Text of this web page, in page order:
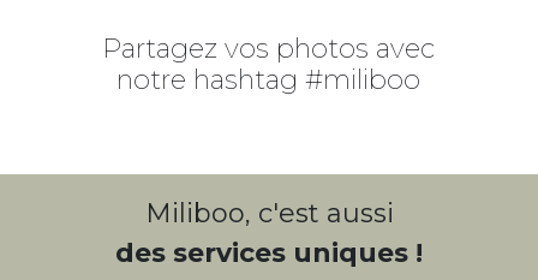
Partagez vos photos avec
notre hashtag #miliboo
Miliboo, c'est aussi
des services uniques !